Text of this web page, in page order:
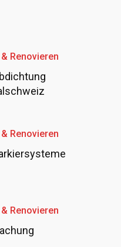
& Renovieren
Renovieren
Renovieren